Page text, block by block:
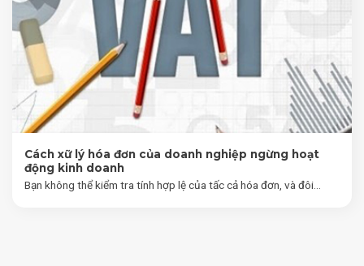
Cách xữ lý hóa đơn của doanh nghiệp ngừng hoạt
động kinh doanh
Bạn không thể kiểm tra tính hợp lệ của tấc cả hóa đơn, và đôi...